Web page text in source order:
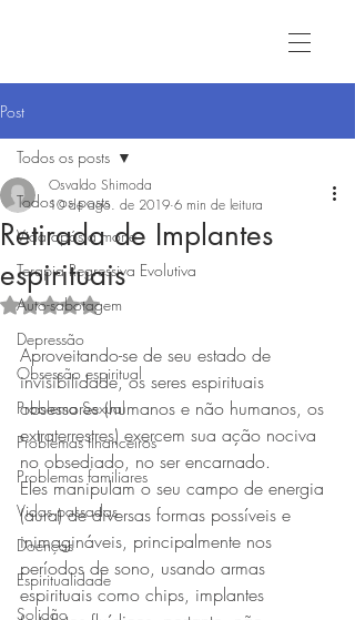
Post
Todos os posts
Vida após a morte
Terapia Regressiva Evolutiva
Auto-sabotagem
Depressão
Obsessão espiritual
Problema Sexual
Problemas financeiros
Problemas familiares
Vidas passadas
Doenças
Espiritualidade
Solidão
Todos os posts
Retirada de Implantes
espirituais
Osvaldo Shimoda
10 de ago. de 2019 6 min de leitura
Avaliado com NaN de 5 estrelas.
Aproveitando-se de seu estado de
invisibilidade, os seres espirituais
obsessores (humanos e não humanos, os
extraterrestres) exercem sua ação nociva
no obsediado, no ser encarnado.
Eles manipulam o seu campo de energia
(aura) de diversas formas possíveis e
inimagináveis, principalmente nos
períodos de sono, usando armas
espirituais como chips, implantes